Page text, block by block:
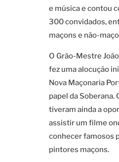
e música e contou
300 convidados,
maçons e não-
O Grão-Mestre
fez uma alocução
Nova Maçonaria
papel da Soberana.
tiveram ainda a
assistir um filme
conhecer famosos
pintores maçons.